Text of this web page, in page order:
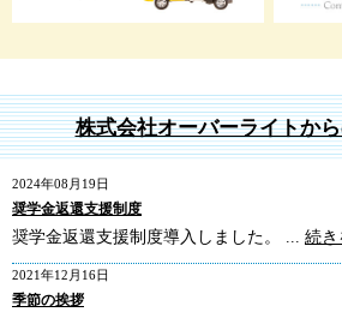
株式会社オーバーライトか
2024年08月19日
奨学金返還支援制度
奨学金返還支援制度導入しました。 ... 続き
2021年12月16日
季節の挨拶